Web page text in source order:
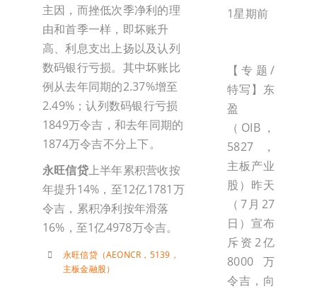
主因，而挫低次季净利的理
由和首季一样，即坏账升
高、利息支出上扬以及认列
数码银行亏损。其中坏账比
例从去年同期的2.37%增至
2.49%；认列数码银行亏损
1849万令吉，和去年同期的
1874万令吉不分上下。
永旺信贷上半年累积营收按
年提升14%，至12亿1781万
令吉，累积净利按年滑落
16%，至1亿4978万令吉。
永旺信贷（AEONCR，5139，
主板金融股）
1星期前
【专题/
特写】东
盈
（OIB，
5827，
主板产业
股）昨天
（7月27
日）宣布
斥资2亿
8000万
令吉，向